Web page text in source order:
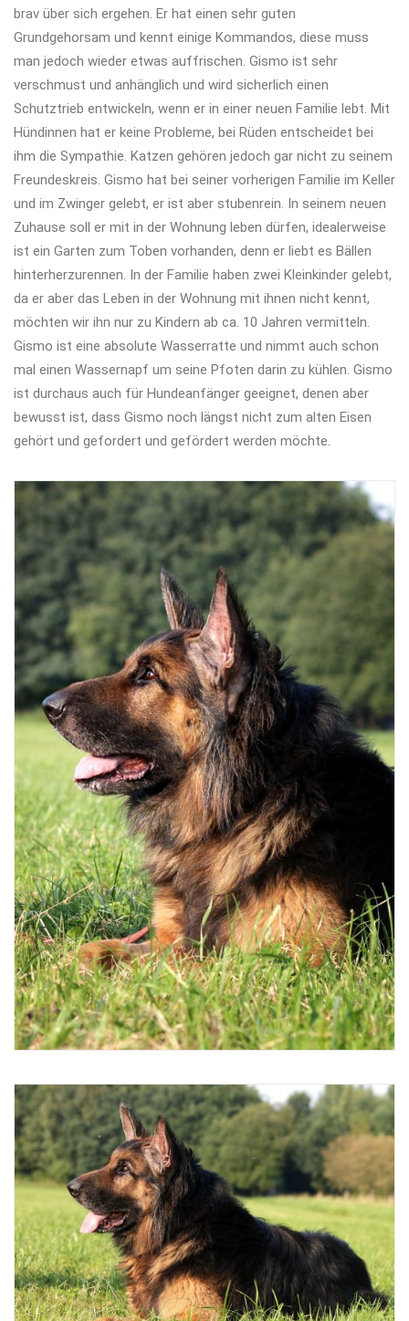
brav über sich ergehen. Er hat einen sehr guten
Grundgehorsam und kennt einige Kommandos, diese muss
man jedoch wieder etwas auffrischen. Gismo ist sehr
verschmust und anhänglich und wird sicherlich einen
Schutztrieb entwickeln, wenn er in einer neuen Familie lebt. Mit
Hündinnen hat er keine Probleme, bei Rüden entscheidet bei
ihm die Sympathie. Katzen gehören jedoch gar nicht zu seinem
Freundeskreis. Gismo hat bei seiner vorherigen Familie im Keller
und im Zwinger gelebt, er ist aber stubenrein. In seinem neuen
Zuhause soll er mit in der Wohnung leben dürfen, idealerweise
ist ein Garten zum Toben vorhanden, denn er liebt es Bällen
hinterherzurennen. In der Familie haben zwei Kleinkinder gelebt,
da er aber das Leben in der Wohnung mit ihnen nicht kennt,
möchten wir ihn nur zu Kindern ab ca. 10 Jahren vermitteln.
Gismo ist eine absolute Wasserratte und nimmt auch schon
mal einen Wassernapf um seine Pfoten darin zu kühlen. Gismo
ist durchaus auch für Hundeanfänger geeignet, denen aber
bewusst ist, dass Gismo noch längst nicht zum alten Eisen
gehört und gefordert und gefördert werden möchte.